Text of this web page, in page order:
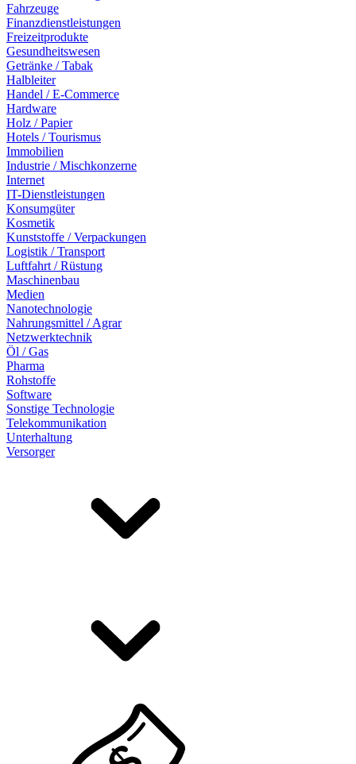
Fahrzeuge
Finanzdienstleistungen
Freizeitprodukte
Gesundheitswesen
Getränke / Tabak
Halbleiter
Handel / E-Commerce
Hardware
Holz / Papier
Hotels / Tourismus
Immobilien
Industrie / Mischkonzerne
Internet
IT-Dienstleistungen
Konsumgüter
Kosmetik
Kunststoffe / Verpackungen
Logistik / Transport
Luftfahrt / Rüstung
Maschinenbau
Medien
Nanotechnologie
Nahrungsmittel / Agrar
Netzwerktechnik
Öl / Gas
Pharma
Rohstoffe
Software
Sonstige Technologie
Telekommunikation
Unterhaltung
Versorger